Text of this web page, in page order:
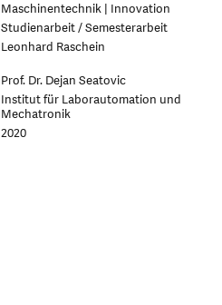
Maschinentechnik | Innovation
Studienarbeit / Semesterarbeit
Leonhard Raschein
Prof. Dr. Dejan Seatovic
Institut für Laborautomation und
Mechatronik
2020